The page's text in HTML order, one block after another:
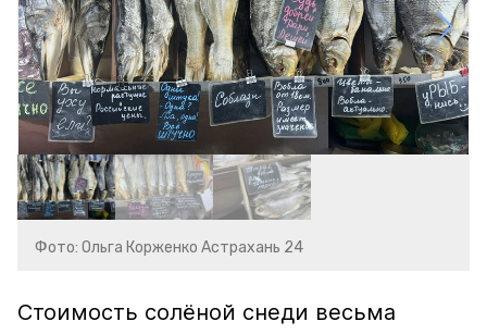
Фото: Ольга Корженко Астрахань 24
Стоимость солёной снеди весьма